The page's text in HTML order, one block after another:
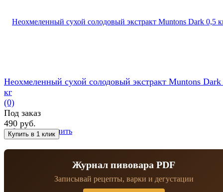
избранное сравнить
Неохмеленный сухой солодовый экстракт Muntons Dark
кг
(0)
Под заказ
490 руб.
Журнал пивовара PDF
Записывай рецепты, варки и дегустации